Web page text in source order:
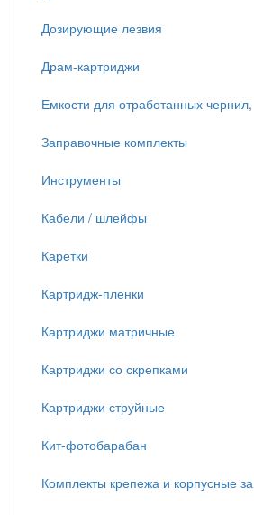
Дозирующие лезвия
Драм-картриджи
Емкости для отработанных чернил,
Заправочные комплекты
Инструменты
Кабели / шлейфы
Каретки
Картридж-пленки
Картриджи матричные
Картриджи со скрепками
Картриджи струйные
Кит-фотобарабан
Комплекты крепежа и корпусные за